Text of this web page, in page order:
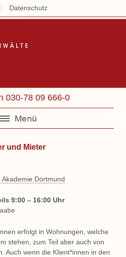
Datenschutz
030-78 09 666-0
und Mieter
Akademie Dortmund
9:00 – 16:00 Uhr
erfolgt in Wohnungen, welche
stehen, zum Teil aber auch von
Auch wenn die Klient*innen in den